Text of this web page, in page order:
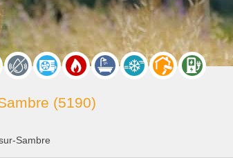
(5190)
Sambre